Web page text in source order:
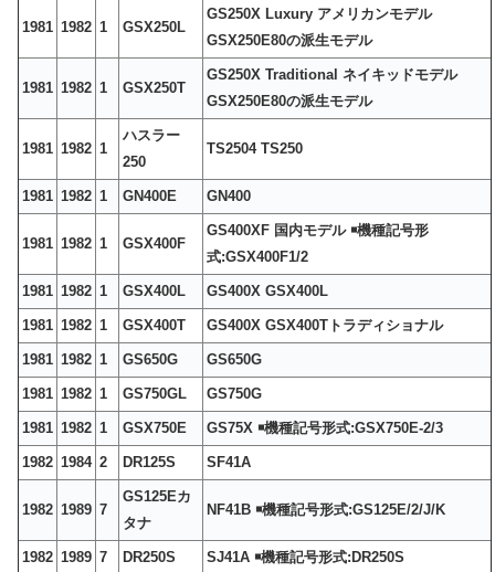
1981 1982 1 GSX250L
GS250X Luxury アメリカンモデル
GSX250E80の派生モデル
1981 1982 1 GSX250T
GS250X Traditional ネイキッドモデル
GSX250E80の派生モデル
1981 1982 1
ハスラー
250
TS2504 TS250
1981 1982 1 GN400E GN400
1981 1982 1 GSX400F
GS400XF 国内モデル ￭機種記号形
式:GSX400F1/2
1981 1982 1 GSX400L GS400X GSX400L
1981 1982 1 GSX400T GS400X GSX400Tトラディショナル
1981 1982 1 GS650G GS650G
1981 1982 1 GS750GL GS750G
1981 1982 1 GSX750E GS75X ￭機種記号形式:GSX750E-2/3
1982 1984 2 DR125S SF41A
1982 1989 7
GS125Eカ
タナ
NF41B ￭機種記号形式:GS125E/2/J/K
1982 1989 7 DR250S SJ41A ￭機種記号形式:DR250S